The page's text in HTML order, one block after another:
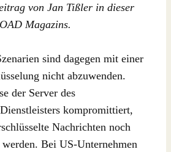
von Jan Tißler in dieser
Magazins.
sind dagegen mit einer
nicht abzuwenden.
der Server des
kompromittiert,
Nachrichten noch
Bei US-Unternehmen